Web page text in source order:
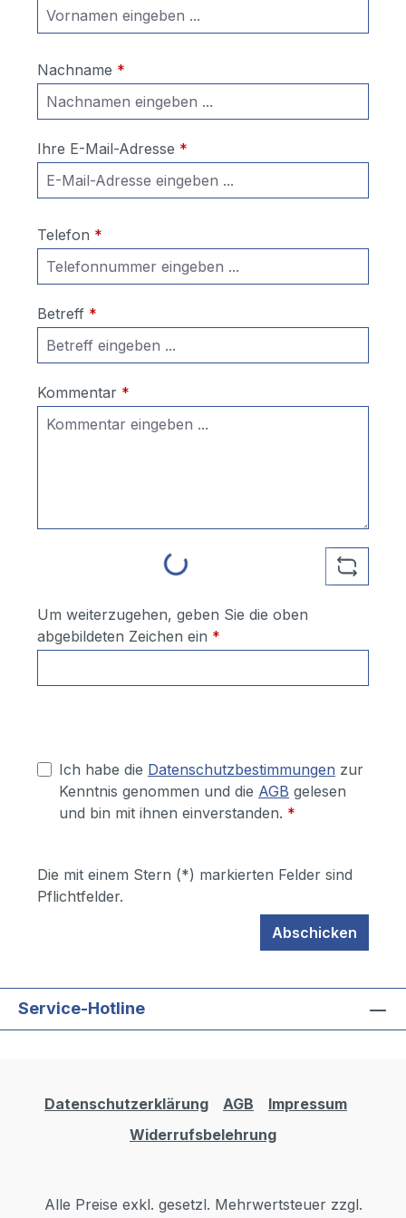
Nachname *
Ihre E-Mail-Adresse *
Telefon *
Betreff *
Kommentar *
Loading...
Um weiterzugehen, geben Sie die oben
abgebildeten Zeichen ein *
Ich habe die Datenschutzbestimmungen zur
Kenntnis genommen und die AGB gelesen
und bin mit ihnen einverstanden. *
Die mit einem Stern (*) markierten Felder sind
Pflichtfelder.
Abschicken
Service-Hotline
Datenschutzerklärung AGB
Impressum
Widerrufsbelehrung
Alle Preise exkl. gesetzl. Mehrwertsteuer zzgl.